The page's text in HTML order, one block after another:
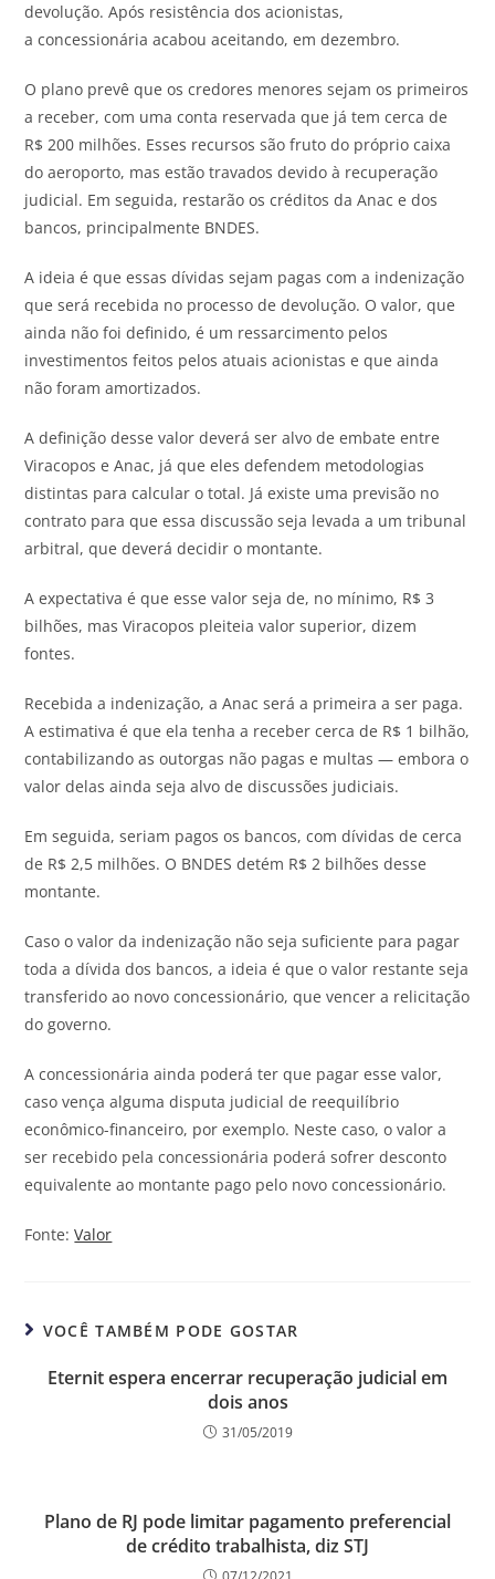
devolução. Após resistência dos acionistas,
a concessionária acabou aceitando, em dezembro.
O plano prevê que os credores menores sejam os primeiros
a receber, com uma conta reservada que já tem cerca de
R$ 200 milhões. Esses recursos são fruto do próprio caixa
do aeroporto, mas estão travados devido à recuperação
judicial. Em seguida, restarão os créditos da Anac e dos
bancos, principalmente BNDES.
A ideia é que essas dívidas sejam pagas com a indenização
que será recebida no processo de devolução. O valor, que
ainda não foi definido, é um ressarcimento pelos
investimentos feitos pelos atuais acionistas e que ainda
não foram amortizados.
A definição desse valor deverá ser alvo de embate entre
Viracopos e Anac, já que eles defendem metodologias
distintas para calcular o total. Já existe uma previsão no
contrato para que essa discussão seja levada a um tribunal
arbitral, que deverá decidir o montante.
A expectativa é que esse valor seja de, no mínimo, R$ 3
bilhões, mas Viracopos pleiteia valor superior, dizem
fontes.
Recebida a indenização, a Anac será a primeira a ser paga.
A estimativa é que ela tenha a receber cerca de R$ 1 bilhão,
contabilizando as outorgas não pagas e multas — embora o
valor delas ainda seja alvo de discussões judiciais.
Em seguida, seriam pagos os bancos, com dívidas de cerca
de R$ 2,5 milhões. O BNDES detém R$ 2 bilhões desse
montante.
Caso o valor da indenização não seja suficiente para pagar
toda a dívida dos bancos, a ideia é que o valor restante seja
transferido ao novo concessionário, que vencer a relicitação
do governo.
A concessionária ainda poderá ter que pagar esse valor,
caso vença alguma disputa judicial de reequilíbrio
econômico-financeiro, por exemplo. Neste caso, o valor a
ser recebido pela concessionária poderá sofrer desconto
equivalente ao montante pago pelo novo concessionário.
Fonte:Valor
VOCÊ TAMBÉM PODE GOSTAR
Eternit espera encerrar recuperação judicial em
dois anos
31/05/2019
Plano de RJ pode limitar pagamento preferencial
de crédito trabalhista, diz STJ